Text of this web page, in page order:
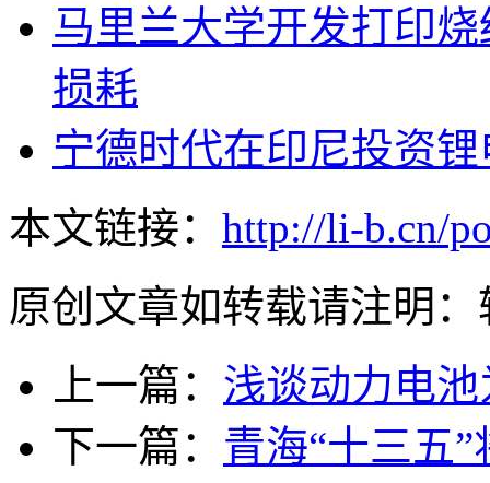
马里兰大学开发打印
损耗
宁德时代在印尼投资
本文链接： http://li-b.cn/
原创文章如转载请注明：
上一篇： 浅谈动力电
下一篇： 青海“十三五